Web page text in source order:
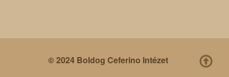
© 2024 Boldog Ceferino Intézet